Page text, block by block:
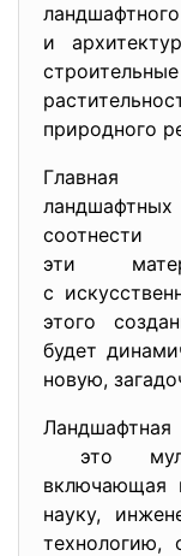
и
природного
Главная
эти
с
этого
будет
новую,
это
включающая
науку,
технологию,